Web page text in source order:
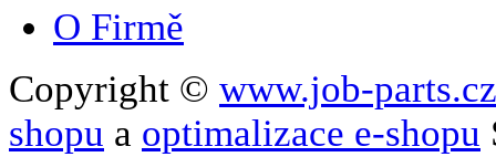
O Firmě
Copyright © www.job-parts.cz
shopu a optimalizace e-shopu